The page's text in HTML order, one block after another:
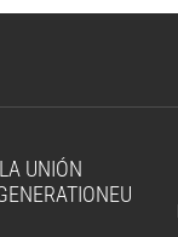
UNIÓN